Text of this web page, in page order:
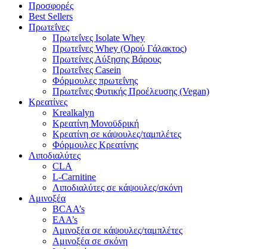
Προσφορές
Best Sellers
Πρωτεΐνες
Πρωτεΐνες Isolate Whey
Πρωτεΐνες Whey (Ορού Γάλακτος)
Πρωτείνες Αύξησης Βάρους
Πρωτεΐνες Casein
Φόρμουλες πρωτεΐνης
Πρωτεΐνες Φυτικής Προέλευσης (Vegan)
Κρεατίνες
Krealkalyn
Κρεατίνη Μονοϋδρική
Κρεατίνη σε κάψουλες/ταμπλέτες
Φόρμουλες Κρεατίνης
Λιποδιαλύτες
CLA
L-Carnitine
Λιποδιαλύτες σε κάψουλες/σκόνη
Αμινοξέα
BCAA’s
EAA’s
Αμινοξέα σε κάψουλες/ταμπλέτες
Αμινοξέα σε σκόνη